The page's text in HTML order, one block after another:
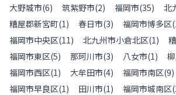
大野城市(6) 筑紫野市(2) 福岡市(35) 北
糟屋郡新宮町(1) 春日市(3) 福岡市博多区(
福岡市中央区(11) 北九州市小倉北区(1)
福岡市東区(5) 那珂川市(3) 八女市(1)
福岡市西区(1) 大牟田市(4) 福岡市南区(9)
福岡市早良区(1) 田川市(1) 福岡市城南区(